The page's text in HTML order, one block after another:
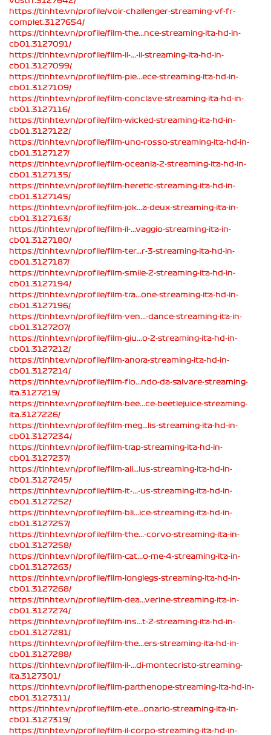
https://tinhte.vn/profile/voir-challenger-streaming-vf-fr-
complet.3127654/
https://tinhte.vn/profile/film-the...nce-streaming-ita-hd-in-
cb01.3127091/
https://tinhte.vn/profile/film-il-...-ii-streaming-ita-hd-in-
cb01.3127099/
https://tinhte.vn/profile/film-pie...ece-streaming-ita-hd-in-
cb01.3127109/
https://tinhte.vn/profile/film-conclave-streaming-ita-hd-in-
cb01.3127116/
https://tinhte.vn/profile/film-wicked-streaming-ita-hd-in-
cb01.3127122/
https://tinhte.vn/profile/film-uno-rosso-streaming-ita-hd-in-
cb01.3127127/
https://tinhte.vn/profile/film-oceania-2-streaming-ita-hd-in-
cb01.3127135/
https://tinhte.vn/profile/film-heretic-streaming-ita-hd-in-
cb01.3127145/
https://tinhte.vn/profile/film-jok...a-deux-streaming-ita-in-
cb01.3127163/
https://tinhte.vn/profile/film-il-...vaggio-streaming-ita-in-
cb01.3127180/
https://tinhte.vn/profile/film-ter...r-3-streaming-ita-hd-in-
cb01.3127187/
https://tinhte.vn/profile/film-smile-2-streaming-ita-hd-in-
cb01.3127194/
https://tinhte.vn/profile/film-tra...one-streaming-ita-hd-in-
cb01.3127196/
https://tinhte.vn/profile/film-ven...-dance-streaming-ita-in-
cb01.3127207/
https://tinhte.vn/profile/film-giu...o-2-streaming-ita-hd-in-
cb01.3127212/
https://tinhte.vn/profile/film-anora-streaming-ita-hd-in-
cb01.3127214/
https://tinhte.vn/profile/film-flo...ndo-da-salvare-streaming-
ita.3127219/
https://tinhte.vn/profile/film-bee...ce-beetlejuice-streaming-
ita.3127226/
https://tinhte.vn/profile/film-meg...lis-streaming-ita-hd-in-
cb01.3127234/
https://tinhte.vn/profile/film-trap-streaming-ita-hd-in-
cb01.3127237/
https://tinhte.vn/profile/film-ali...lus-streaming-ita-hd-in-
cb01.3127245/
https://tinhte.vn/profile/film-it-...-us-streaming-ita-hd-in-
cb01.3127252/
https://tinhte.vn/profile/film-bli...ice-streaming-ita-hd-in-
cb01.3127257/
https://tinhte.vn/profile/film-the...-corvo-streaming-ita-in-
cb01.3127258/
https://tinhte.vn/profile/film-cat...o-me-4-streaming-ita-in-
cb01.3127263/
https://tinhte.vn/profile/film-longlegs-streaming-ita-hd-in-
cb01.3127268/
https://tinhte.vn/profile/film-dea...verine-streaming-ita-in-
cb01.3127274/
https://tinhte.vn/profile/film-ins...t-2-streaming-ita-hd-in-
cb01.3127281/
https://tinhte.vn/profile/film-the...ers-streaming-ita-hd-in-
cb01.3127288/
https://tinhte.vn/profile/film-il-...di-montecristo-streaming-
ita.3127301/
https://tinhte.vn/profile/film-parthenope-streaming-ita-hd-in-
cb01.3127311/
https://tinhte.vn/profile/film-ete...onario-streaming-ita-in-
cb01.3127319/
https://tinhte.vn/profile/film-il-corpo-streaming-ita-hd-in-